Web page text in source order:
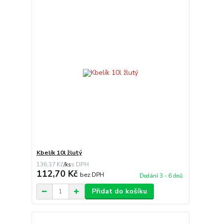
Kbelík 10l žlutý
136,37 Kč/ks
112,70 Kč bez DPH Dodání 3 - 6 dnů
Přidat do košíku